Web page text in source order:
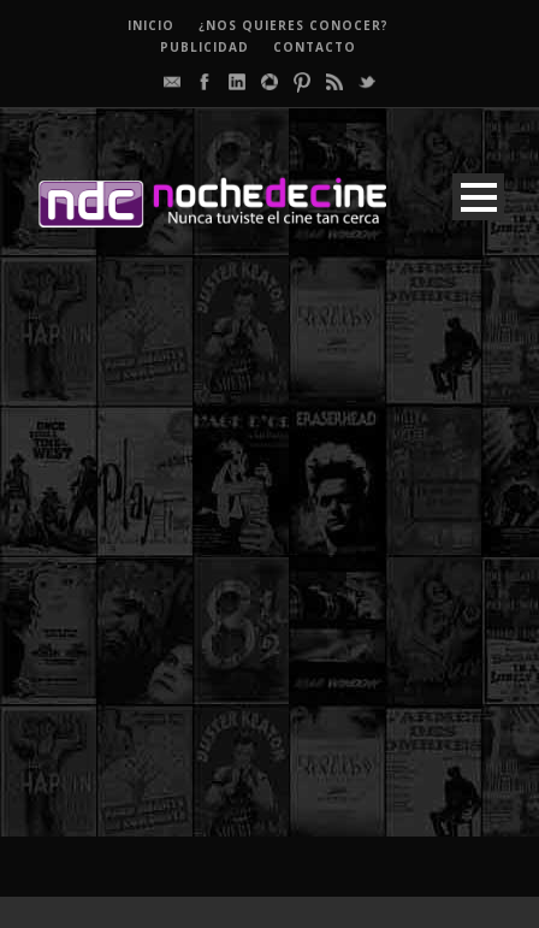
INICIO
¿NOS QUIERES CONOCER?
PUBLICIDAD
CONTACTO